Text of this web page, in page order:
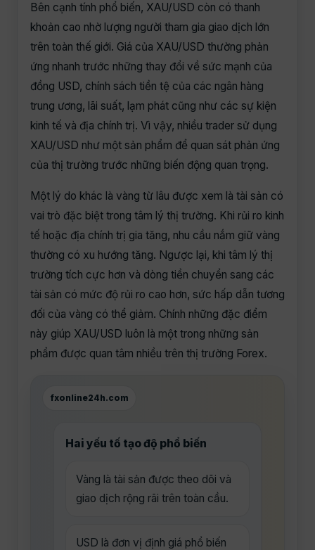
Bên cạnh tính phổ biến, XAU/USD còn có thanh
khoản cao nhờ lượng người tham gia giao dịch lớn
trên toàn thế giới. Giá của XAU/USD thường phản
ứng nhanh trước những thay đổi về sức mạnh của
đồng USD, chính sách tiền tệ của các ngân hàng
trung ương, lãi suất, lạm phát cũng như các sự kiện
kinh tế và địa chính trị. Vì vậy, nhiều trader sử dụng
XAU/USD như một sản phẩm để quan sát phản ứng
của thị trường trước những biến động quan trọng.
Một lý do khác là vàng từ lâu được xem là tài sản có
vai trò đặc biệt trong tâm lý thị trường. Khi rủi ro kinh
tế hoặc địa chính trị gia tăng, nhu cầu nắm giữ vàng
thường có xu hướng tăng. Ngược lại, khi tâm lý thị
trường tích cực hơn và dòng tiền chuyển sang các
tài sản có mức độ rủi ro cao hơn, sức hấp dẫn tương
đối của vàng có thể giảm. Chính những đặc điểm
này giúp XAU/USD luôn là một trong những sản
phẩm được quan tâm nhiều trên thị trường Forex.
fxonline24h.com
Hai yếu tố tạo độ phổ biến
Vàng là tài sản được theo dõi và
giao dịch rộng rãi trên toàn cầu.
USD là đơn vị định giá phổ biến